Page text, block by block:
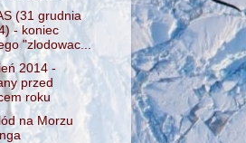
(31 grudnia
- koniec
"zlodowac...
2014 -
przed
roku
na Morzu